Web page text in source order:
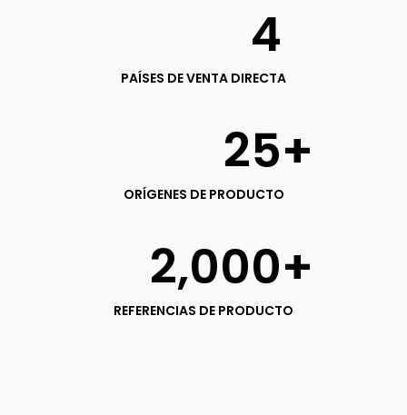
PAÍSES DE VENTA DIRECTA
4
ORÍGENES DE PRODUCTO
25+
REFERENCIAS DE PRODUCTO
2,000+